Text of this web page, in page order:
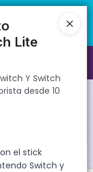
Lite Color Negro
Lite
Y Switch
desde 10
el stick
Switch y
¡Registrate y